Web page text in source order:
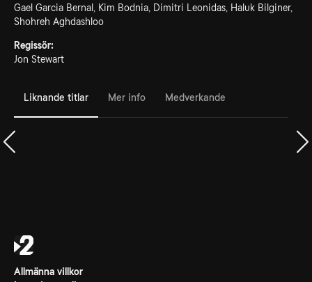
Gael Garcia Bernal, Kim Bodnia, Dimitri Leonidas, Haluk Bilginer,
Shohreh Aghdashloo
Regissör:
Jon Stewart
Liknande titlar Mer info Medverkande
Allmänna villkor